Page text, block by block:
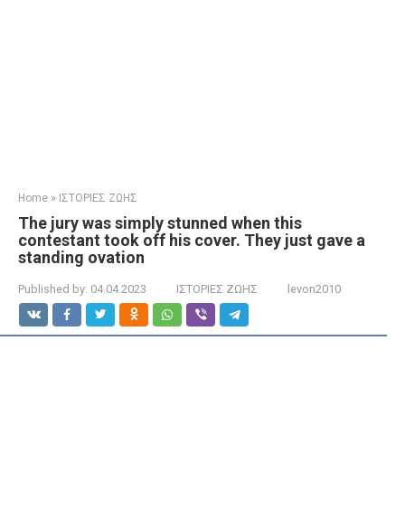
Home » ΙΣΤΟΡΙΕΣ ΖΩΗΣ
The jury was simply stunned when this
contestant took off his cover. They just gave a
standing ovation
Published by: 04.04.2023 ΙΣΤΟΡΙΕΣ ΖΩΗΣ levon2010